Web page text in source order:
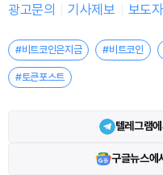
광고문의 기사제보 보도
#비트코인은지금 #비트코인
#토큰포스트
텔레그램
구글뉴스에